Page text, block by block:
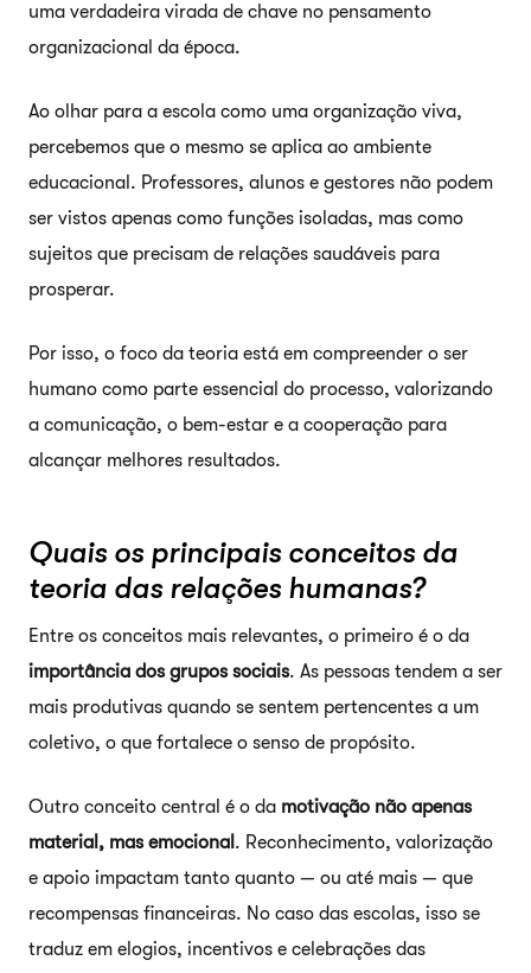
uma verdadeira virada de chave no pensamento
organizacional da época.
Ao olhar para a escola como uma organização viva,
percebemos que o mesmo se aplica ao ambiente
educacional. Professores, alunos e gestores não podem
ser vistos apenas como funções isoladas, mas como
sujeitos que precisam de relações saudáveis para
prosperar.
Por isso, o foco da teoria está em compreender o ser
humano como parte essencial do processo, valorizando
a comunicação, o bem-estar e a cooperação para
alcançar melhores resultados.
Quais os principais conceitos da
teoria das relações humanas?
Entre os conceitos mais relevantes, o primeiro é o da
importância dos grupos sociais. As pessoas tendem a ser
mais produtivas quando se sentem pertencentes a um
coletivo, o que fortalece o senso de propósito.
Outro conceito central é o da motivação não apenas
material, mas emocional . Reconhecimento, valorização
e apoio impactam tanto quanto — ou até mais — que
recompensas financeiras. No caso das escolas, isso se
traduz em elogios, incentivos e celebrações das